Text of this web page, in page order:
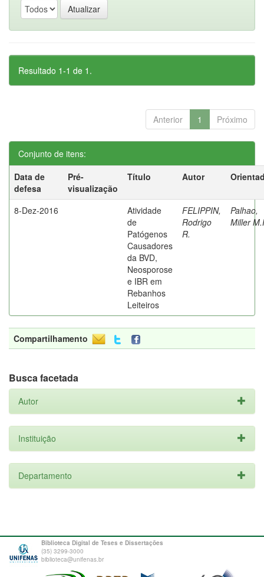
Resultado 1-1 de 1.
Anterior 1 Próximo
Conjunto de itens:
Data de
defesa
Pré-
visualização
Título Autor
8-Dez-2016
Atividade
de
Patógenos
Causadores
da BVD,
Neosporose
e IBR em
Rebanhos
Leiteiros
FELIPPIN,
Rodrigo
R.
Palhao,
Miller
Compartilhamento
Busca facetada
Autor
Instituição
Departamento
Biblioteca Digital de Teses e Dissertações
(35) 3299-3000
biblioteca@unifenas.br